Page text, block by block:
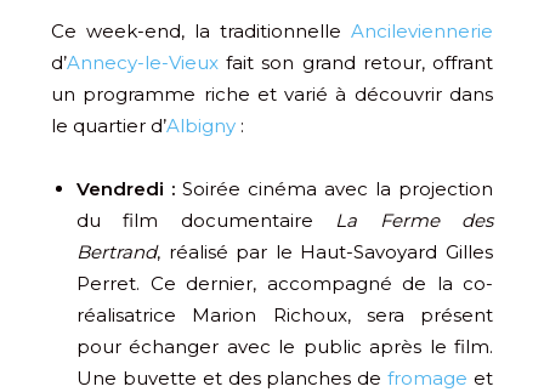
Ce week-end, la traditionnelle Ancileviennerie
d’Annecy-le-Vieux fait son grand retour, offrant
un programme riche et varié à découvrir dans
le quartier d’Albigny :
Vendredi : Soirée cinéma avec la projection
du film documentaire La Ferme des
Bertrand, réalisé par le Haut-Savoyard Gilles
Perret. Ce dernier, accompagné de la co-
réalisatrice Marion Richoux, sera présent
pour échanger avec le public après le film.
Une buvette et des planches defromage et